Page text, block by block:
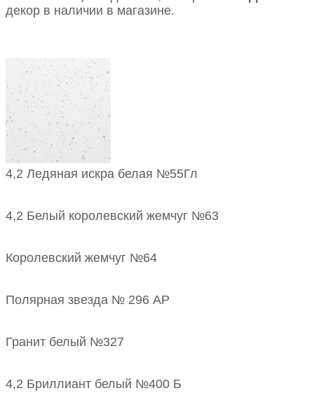
декор в наличии в магазине.
4,2 Ледяная искра белая №55Гл
4,2 Белый королевский жемчуг №63
Королевский жемчуг №64
Полярная звезда № 296 АР
Гранит белый №327
4,2 Бриллиант белый №400 Б